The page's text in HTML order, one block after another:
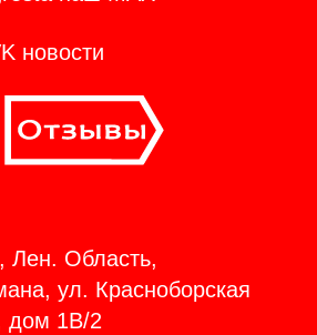
новости
Лен. Область,
ул. Красноборская
дом 1В/2